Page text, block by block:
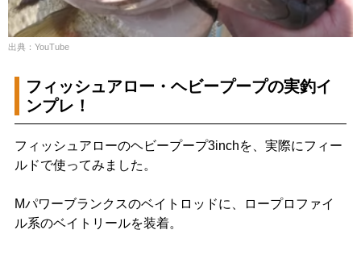
出典：YouTube
フィッシュアロー・ヘビープープの実釣イ
ンプレ！
フィッシュアローのヘビープープ3inchを、実際にフィー
ルドで使ってみました。
Mパワーブランクスのベイトロッドに、ロープロファイ
ル系のベイトリールを装着。